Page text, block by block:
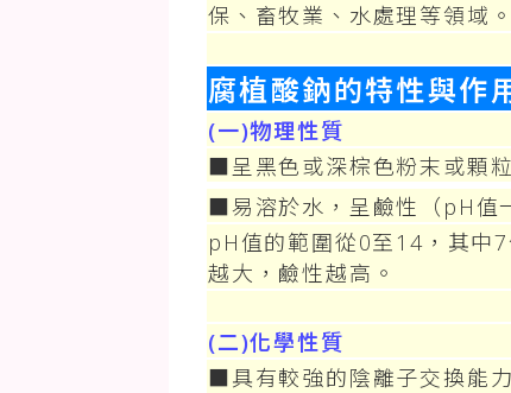
保、畜牧業、水處理等領域。
腐植酸鈉的特性與作
(一)物理性質
■呈黑色或深棕色粉末或顆
■易溶於水，呈鹼性（pH值
pH值的範圍從0至14，其中
越大，鹼性越高。
(二)化學性質
■具有較強的陰離子交換能